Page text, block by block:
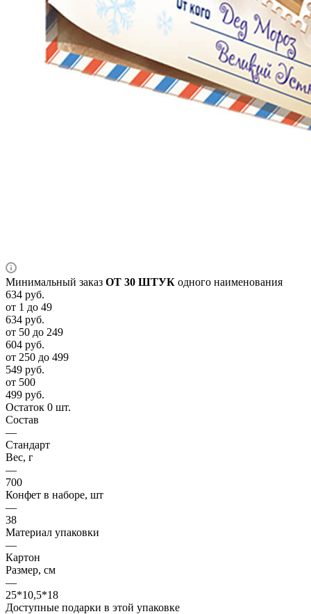
Минимальный заказ ОТ 30 ШТУК одного наименования
634 руб.
от 1 до 49
634 руб.
от 50 до 249
604 руб.
от 250 до 499
549 руб.
от 500
499 руб.
Остаток 0 шт.
Состав
—
Стандарт
Вес, г
—
700
Конфет в наборе, шт
—
38
Материал упаковки
—
Картон
Размер, см
—
25*10,5*18
Доступные подарки в этой упаковке